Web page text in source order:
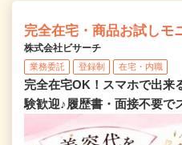
完全在宅・商品お試しモ
株式会社ビサーチ
業務委託 登録制 在宅・内職
完全在宅OK！スマホで出来
験歓迎♪履歴書・面接不要で